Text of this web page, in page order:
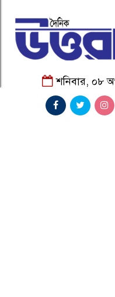
শনিবার, ০৮